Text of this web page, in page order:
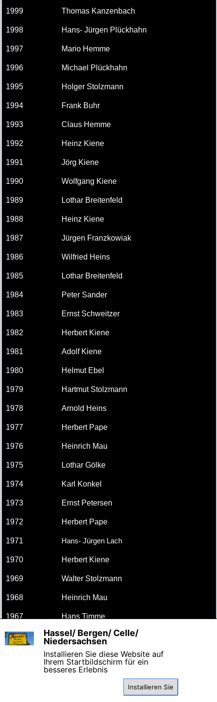
1999 Thomas Kanzenbach
1998 Hans- Jürgen Plückhahn
1997 Mario Hemme
1996 Michael Plückhahn
1995 Holger Stolzmann
1994 Frank Buhr
1993 Claus Hemme
1992 Heinz Kiene
1991 Jörg Kiene
1990 Wolfgang Kiene
1989 Lothar Breitenfeld
1988 Heinz Kiene
1987 Jürgen Franzkowiak
1986 Wilfried Heins
1985 Lothar Breitenfeld
1984 Peter Sander
1983 Ernst Schweitzer
1982 Herbert Kiene
1981 Adolf Kiene
1980 Helmut Ebel
1979 Hartmut Stolzmann
1978 Arnold Heins
1977 Herbert Pape
1976 Heinrich Mau
1975 Lothar Gölke
1974 Karl Konkel
1973 Ernst Petersen
1972 Herbert Pape
1971 Hans- Jürgen Lach
1970 Herbert Kiene
1969 Walter Stolzmann
1968 Heinrich Mau
1967 Hans Timme
1966 Hans Kiene
Hassel/ Bergen/ Celle/
Niedersachsen
Installieren Sie diese Website auf
Ihrem Startbildschirm für ein
besseres Erlebnis
Installieren Sie
X